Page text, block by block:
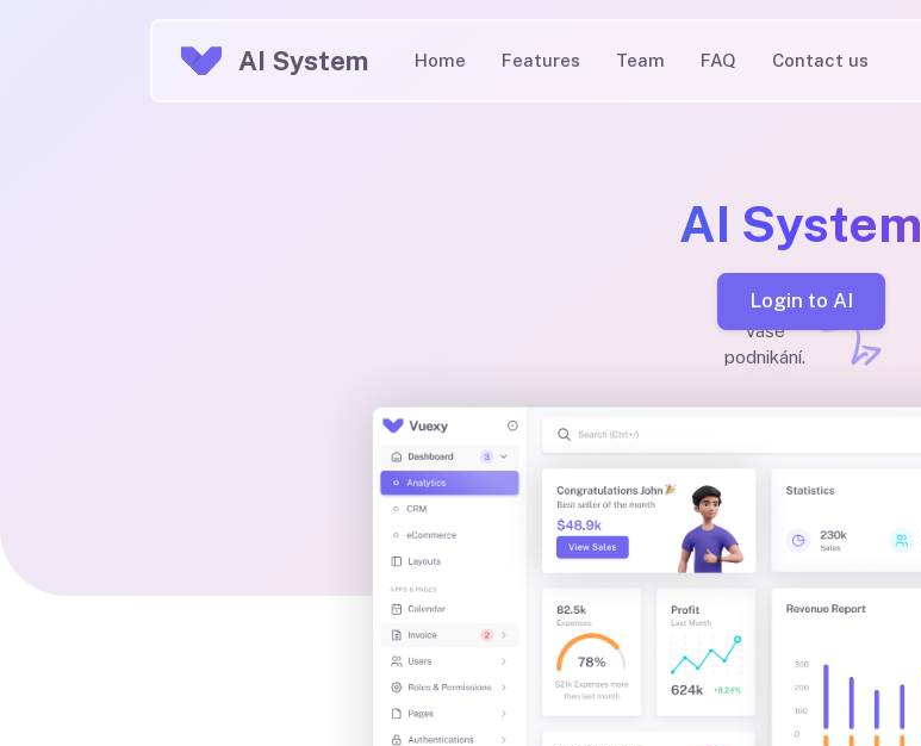
AI System Home Features Team FAQ Contact us
AI System
Vaše
podnikání.
Login to AI